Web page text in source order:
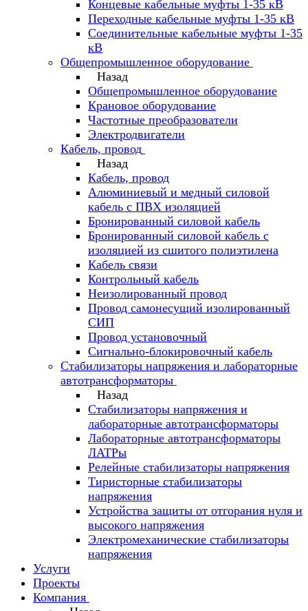
Концевые кабельные муфты 1-35 кВ
Переходные кабельные муфты 1-35 кВ
Соединительные кабельные муфты 1-35
кВ
Общепромышленное оборудование
Назад
Общепромышленное оборудование
Крановое оборудование
Частотные преобразователи
Электродвигатели
Кабель, провод
Назад
Кабель, провод
Алюминиевый и медный силовой
кабель с ПВХ изоляцией
Бронированный силовой кабель
Бронированный силовой кабель с
изоляцией из сшитого полиэтилена
Кабель связи
Контрольный кабель
Неизолированный провод
Провод самонесущий изолированный
СИП
Провод установочный
Сигнально-блокировочный кабель
Стабилизаторы напряжения и лабораторные
автотрансформаторы
Назад
Стабилизаторы напряжения и
лабораторные автотрансформаторы
Лабораторные автотрансформаторы
ЛАТРы
Релейные стабилизаторы напряжения
Тиристорные стабилизаторы
напряжения
Устройства защиты от отгорания нуля и
высокого напряжения
Электромеханические стабилизаторы
напряжения
Услуги
Проекты
Компания